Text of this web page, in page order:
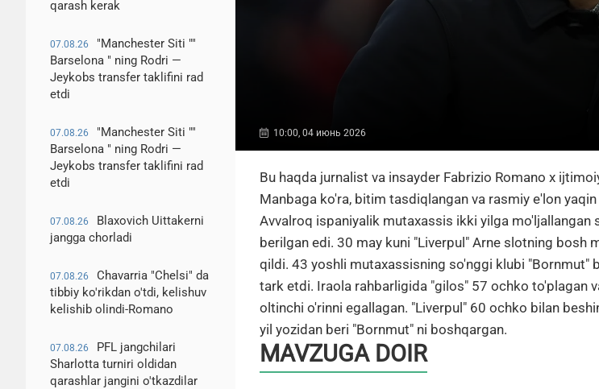
qarash kerak
07.08.26
"Manchester Siti ""
Barselona " ning Rodri —
Jeykobs transfer taklifini rad
etdi
07.08.26
"Manchester Siti ""
Barselona " ning Rodri —
Jeykobs transfer taklifini rad
etdi
07.08.26
Blaxovich Uittakerni
jangga chorladi
07.08.26
Chavarria "Chelsi" da
tibbiy ko'rikdan o'tdi, kelishuv
kelishib olindi-Romano
07.08.26
PFL jangchilari
Sharlotta turniri oldidan
qarashlar jangini o'tkazdilar
10:00, 04 июнь 2026
Bu haqda jurnalist va insayder Fabrizio Romano x
Manbaga ko'ra, bitim tasdiqlangan va rasmiy e'lon
Avvalroq ispaniyalik mutaxassis ikki yilga mo'ljallangan
berilgan edi. 30 may kuni "Liverpul" Arne slotning bosh
qildi. 43 yoshli mutaxassisning so'nggi klubi "Bornmut"
tark etdi. Iraola rahbarligida "gilos" 57 ochko to'plagan
oltinchi o'rinni egallagan. "Liverpul" 60 ochko bilan
yil yozidan beri "Bornmut" ni boshqargan.
MAVZUGA DOIR